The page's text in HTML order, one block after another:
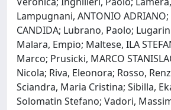
Lampugnani, ANTONIO
CANDIDA; Lubrano, Paolo;
Malara, Empio; Maltese, ILA
Marco; Prusicki, MARCO
Nicola; Riva, Eleonora; Rosso,
Sciandra, Maria Cristina; Sibilla,
Solomatin Stefano; Vadori,